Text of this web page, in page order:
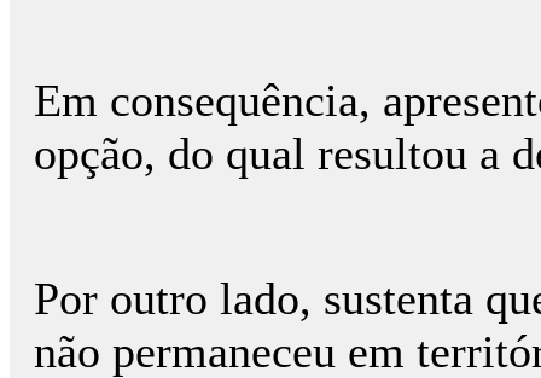
Em consequência,
opção, do qual resultou a
Por outro lado, sustenta
não permaneceu em